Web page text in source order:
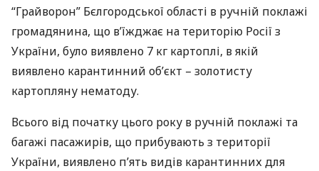
“Грайворон” Бєлгородської області в ручній поклажі
громадянина, що в’їжджає на територію Росії з
України, було виявлено 7 кг картоплі, в якій
виявлено карантинний об’єкт – золотисту
картопляну нематоду.
Всього від початку цього року в ручній поклажі та
багажі пасажирів, що прибувають з території
України, виявлено п’ять видів карантинних для